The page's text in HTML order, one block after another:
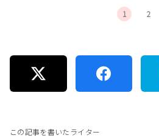
1 2
この記事を書いたライター